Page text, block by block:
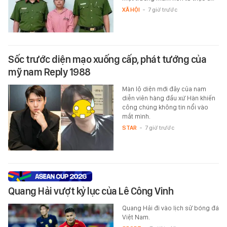
XÃ HỘI - 7 giờ trước
Sốc trước diện mạo xuống cấp, phát tướng của
mỹ nam Reply 1988
Màn lộ diện mới đây của nam
diễn viên hàng đầu xứ Hàn khiến
công chúng không tin nổi vào
mắt mình.
STAR - 7 giờ trước
Quang Hải vượt kỷ lục của Lê Công Vinh
Quang Hải đi vào lịch sử bóng đá
Việt Nam.